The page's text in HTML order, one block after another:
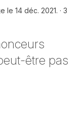
le 14 déc. 2021.
3
être pas